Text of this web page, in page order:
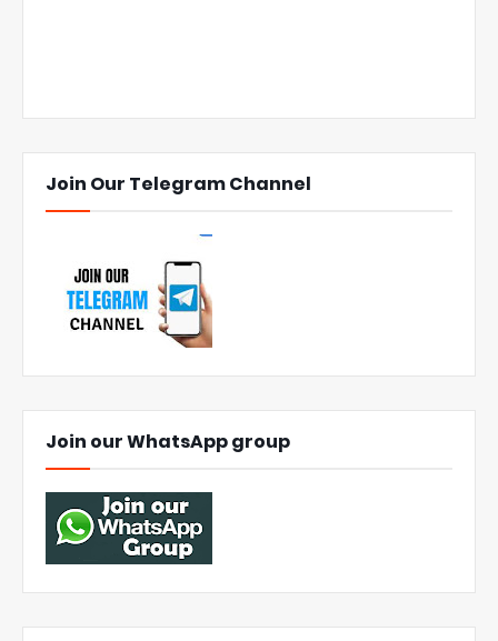
Join Our Telegram Channel
Join our WhatsApp group